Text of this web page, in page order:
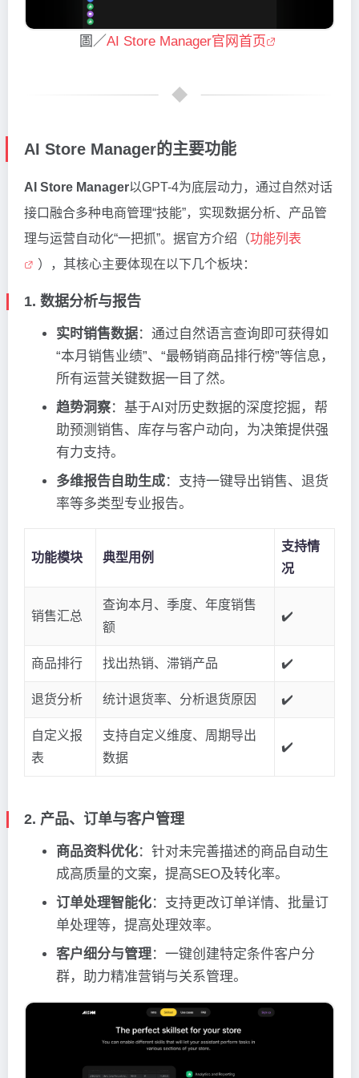
圖／AI Store Manager官网首页
AI Store Manager的主要功能
AI Store Manager以GPT-4为底层动力，通过自然对话
接口融合多种电商管理“技能”，实现数据分析、产品管
理与运营自动化“一把抓”。据官方介绍（功能列表
），其核心主要体现在以下几个板块：
1. 数据分析与报告
实时销售数据：通过自然语言查询即可获得如
“本月销售业绩”、“最畅销商品排行榜”等信息，
所有运营关键数据一目了然。
趋势洞察：基于AI对历史数据的深度挖掘，帮
助预测销售、库存与客户动向，为决策提供强
有力支持。
多维报告自助生成：支持一键导出销售、退货
率等多类型专业报告。
功能模块 典型用例
支持情
况
销售汇总
查询本月、季度、年度销售
额
✔️
商品排行 找出热销、滞销产品 ✔️
退货分析 统计退货率、分析退货原因 ✔️
自定义报
表
支持自定义维度、周期导出
数据
✔️
2. 产品、订单与客户管理
商品资料优化：针对未完善描述的商品自动生
成高质量的文案，提高SEO及转化率。
订单处理智能化：支持更改订单详情、批量订
单处理等，提高处理效率。
客户细分与管理：一键创建特定条件客户分
群，助力精准营销与关系管理。